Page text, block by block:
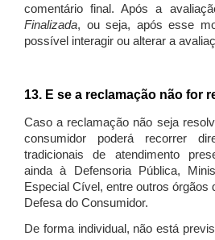
comentário final. Após a
Finalizada, ou seja, após esse
possível interagir ou alterar a
13. E se a reclamação não for
Caso a reclamação não seja
consumidor poderá recorrer
tradicionais de atendimento
ainda à Defensoria Pública,
Especial Cível, entre outros órgãos
Defesa do Consumidor.
De forma individual, não está